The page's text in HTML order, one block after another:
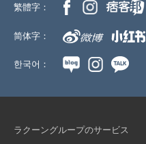
繁體字：
简体字：
한국어：
ラクーングループのサービス